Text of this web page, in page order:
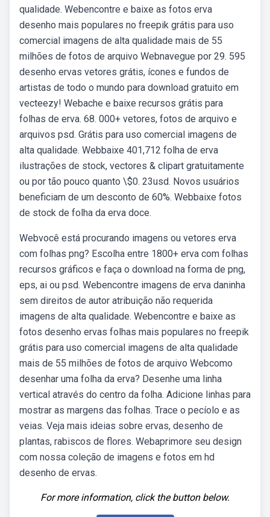
qualidade. Webencontre e baixe as fotos erva
desenho mais populares no freepik grátis para uso
comercial imagens de alta qualidade mais de 55
milhões de fotos de arquivo Webnavegue por 29. 595
desenho ervas vetores grátis, ícones e fundos de
artistas de todo o mundo para download gratuito em
vecteezy! Webache e baixe recursos grátis para
folhas de erva. 68. 000+ vetores, fotos de arquivo e
arquivos psd. Grátis para uso comercial imagens de
alta qualidade. Webbaixe 401,712 folha de erva
ilustrações de stock, vectores & clipart gratuitamente
ou por tão pouco quanto \$0. 23usd. Novos usuários
beneficiam de um desconto de 60%. Webbaixe fotos
de stock de folha da erva doce.
Webvocê está procurando imagens ou vetores erva
com folhas png? Escolha entre 1800+ erva com folhas
recursos gráficos e faça o download na forma de png,
eps, ai ou psd. Webencontre imagens de erva daninha
sem direitos de autor atribuição não requerida
imagens de alta qualidade. Webencontre e baixe as
fotos desenho ervas folhas mais populares no freepik
grátis para uso comercial imagens de alta qualidade
mais de 55 milhões de fotos de arquivo Webcomo
desenhar uma folha da erva? Desenhe uma linha
vertical através do centro da folha. Adicione linhas para
mostrar as margens das folhas. Trace o pecíolo e as
veias. Veja mais ideias sobre ervas, desenho de
plantas, rabiscos de flores. Webaprimore seu design
com nossa coleção de imagens e fotos em hd
desenho de ervas.
For more information, click the button below.